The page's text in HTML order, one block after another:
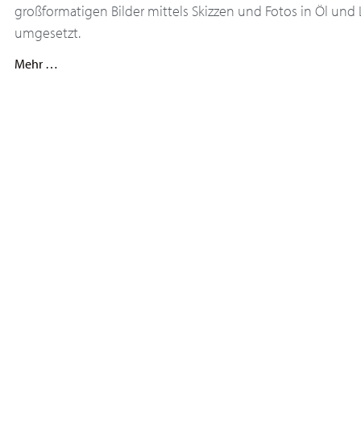
großformatigen Bilder mittels Skizzen und Fotos in Öl und
umgesetzt.
Mehr …